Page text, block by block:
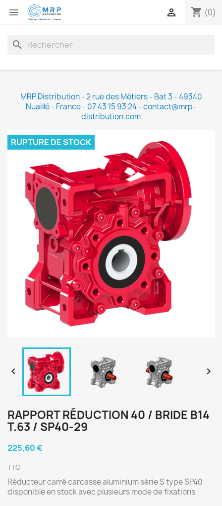
 shopping_cart (0)

search
MRP Distribution - 2 rue des Métiers - Bat 3 - 49340
Nuaillé - France - 07 43 15 93 24 - contact@mrp-
distribution.com
RUPTURE DE STOCK
 
RAPPORT RÉDUCTION 40 / BRIDE B14
T.63 / SP40-29
225,60 €
TTC
Réducteur carré carcasse aluminium série S type SP40
disponible en stock avec plusieurs mode de fixations